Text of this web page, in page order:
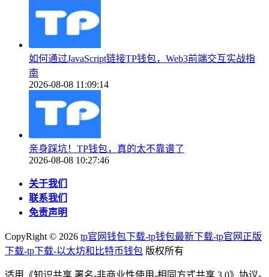
如何通过JavaScript链接TP钱包，Web3前端交互实战指
南
2026-08-08 11:09:14
亲身踩坑！TP钱包，真的太不靠谱了
2026-08-08 10:27:46
关于我们
联系我们
免责声明
CopyRight © 2026 tp官网钱包下载-tp钱包最新下载-tp官网正版
下载-tp下载-以太坊和比特币钱包 版权所有
适用《知识共享 署名-非商业性使用-相同方式共享 3.0》协议-